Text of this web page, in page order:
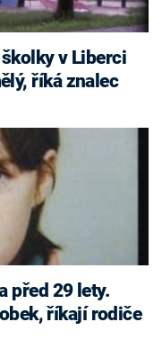
říká znalec
říkají rodiče